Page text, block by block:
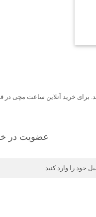
برای خرید آنلاین ساعت مچی
عضویت در